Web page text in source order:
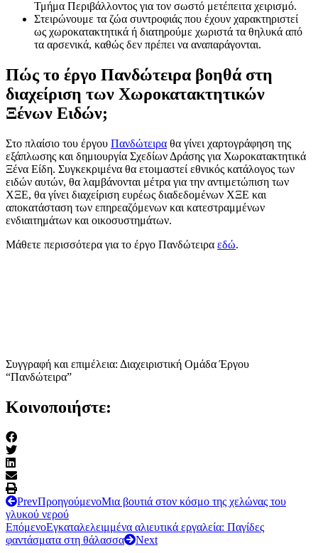
Τμήμα Περιβάλλοντος για τον σωστό μετέπειτα χειρισμό.
Στειρώνουμε τα ζώα συντροφιάς που έχουν χαρακτηριστεί
ως χωροκατακτητικά ή διατηρούμε χωριστά τα θηλυκά από
τα αρσενικά, καθώς δεν πρέπει να αναπαράγονται.
Πώς το έργο Πανδώτειρα βοηθά στη
διαχείριση των Χωροκατακτητικών
Ξένων Ειδών;
Στο πλαίσιο του έργου Πανδώτειρα θα γίνει χαρτογράφηση της
εξάπλωσης και δημιουργία Σχεδίων Δράσης για Χωροκατακτητικά
Ξένα Είδη. Συγκεκριμένα θα ετοιμαστεί εθνικός κατάλογος των
ειδών αυτών, θα λαμβάνονται μέτρα για την αντιμετώπιση των
ΧΞΕ, θα γίνει διαχείριση ευρέως διαδεδομένων ΧΞΕ και
αποκατάσταση των επηρεαζόμενων και κατεστραμμένων
ενδιαιτημάτων και οικοσυστημάτων.
Μάθετε περισσότερα για το έργο Πανδώτειρα εδώ.
Συγγραφή και επιμέλεια: Διαχειριστική Ομάδα Έργου
“Πανδώτειρα”
Κοινοποιήστε:
PrevΠροηγούμενοΜια βουτιά στον κόσμο της χελώνας του
γλυκού νερού
ΕπόμενοΕγκαταλελειμμένα αλιευτικά εργαλεία: Παγίδες
φαντάσματα στη θάλασσα
Next